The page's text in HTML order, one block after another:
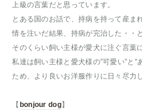
上級の言葉だと思っています。
とある国のお話で、持病を持って産ま
情を注いだ結果、持病が完治した・・
そのくらい飼い主様が愛犬に注ぐ言葉
私達は飼い主様と愛犬様の”可愛い”と”
ため、より良いお洋服作りに日々尽力
【 bonjour dog】